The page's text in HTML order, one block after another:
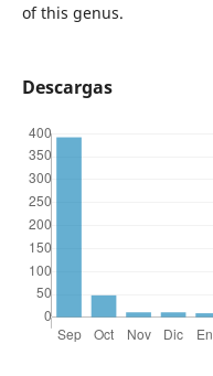
of this genus.
Descargas